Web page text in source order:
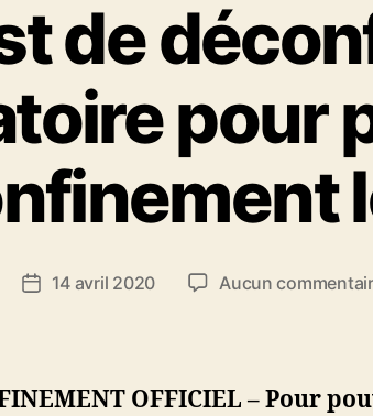
de
pour
Date14 avril 2020 Aucun
OFFICIEL – Pour